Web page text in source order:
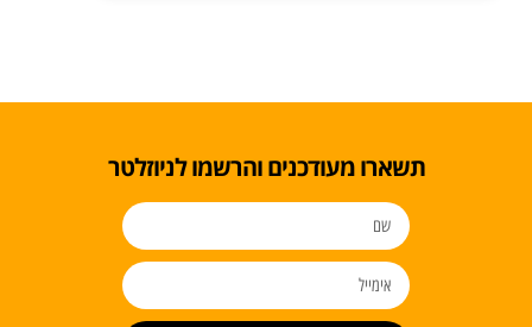
תשארו מעודכנים והרשמו לניוזלטר